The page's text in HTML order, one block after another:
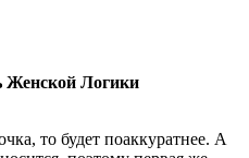
Женской Логики
то будет поаккуратнее. А